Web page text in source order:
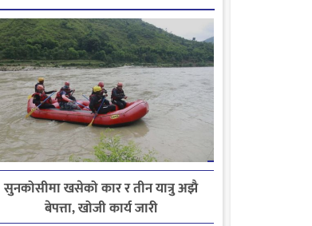
सुनकोसीमा खसेको कार र तीन यात्रु अझै
बेपत्ता, खोजी कार्य जारी